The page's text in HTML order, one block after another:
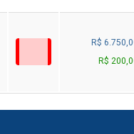
R$
R$